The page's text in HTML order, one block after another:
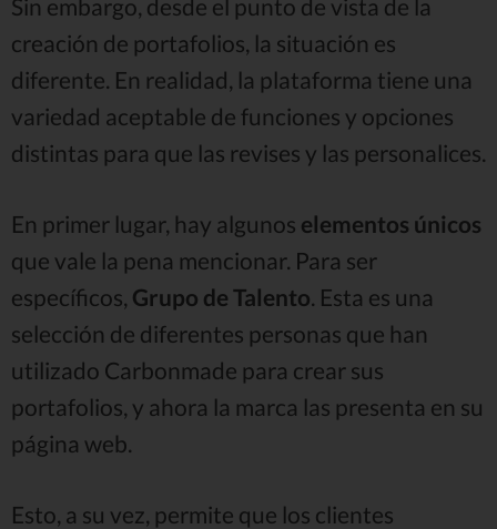
Sin embargo, desde el punto de vista de la
creación de portafolios, la situación es
diferente. En realidad, la plataforma tiene una
variedad aceptable de funciones y opciones
distintas para que las revises y las personalices.
En primer lugar, hay algunos elementos únicos
que vale la pena mencionar. Para ser
específicos, Grupo de Talento . Esta es una
selección de diferentes personas que han
utilizado Carbonmade para crear sus
portafolios, y ahora la marca las presenta en su
página web.
Esto, a su vez, permite que los clientes